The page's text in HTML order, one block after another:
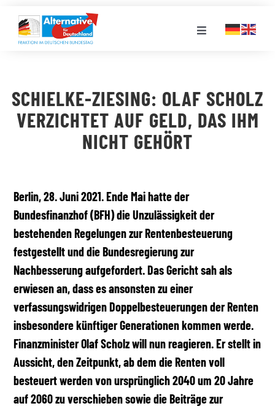
Inhalt
springen
Toggle
LANDESGRUPPEN
VERANSTALTUNGEN
PRESSE
STELLENPORTAL
MEDIATHEK
SCHIELKE-ZIESING: OLAF SCHOLZ
VERZICHTET AUF GELD, DAS IHM
NICHT GEHÖRT
Berlin, 28. Juni 2021. Ende Mai hatte der
Bundesfinanzhof (BFH) die Unzulässigkeit der
bestehenden Regelungen zur Rentenbesteuerung
festgestellt und die Bundesregierung zur
Nachbesserung aufgefordert. Das Gericht sah als
erwiesen an, dass es ansonsten zu einer
verfassungswidrigen Doppelbesteuerungen der Renten
insbesondere künftiger Generationen kommen werde.
Finanzminister Olaf Scholz will nun reagieren. Er stellt in
Aussicht, den Zeitpunkt, ab dem die Renten voll
besteuert werden von ursprünglich 2040 um 20 Jahre
auf 2060 zu verschieben sowie die Beiträge zur